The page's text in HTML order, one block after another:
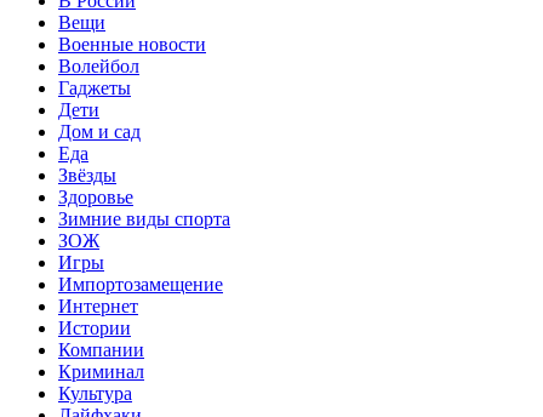
Вещи
Военные новости
Волейбол
Гаджеты
Дети
Дом и сад
Еда
Звёзды
Здоровье
Зимние виды спорта
ЗОЖ
Игры
Импортозамещение
Интернет
Истории
Компании
Криминал
Культура